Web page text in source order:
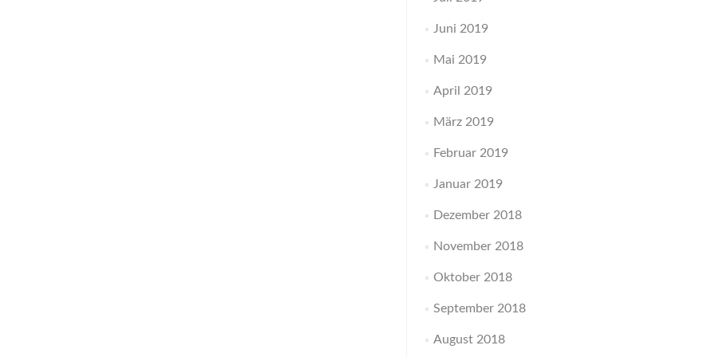
Juni 2019
Mai 2019
April 2019
März 2019
Februar 2019
Januar 2019
Dezember 2018
November 2018
Oktober 2018
September 2018
August 2018